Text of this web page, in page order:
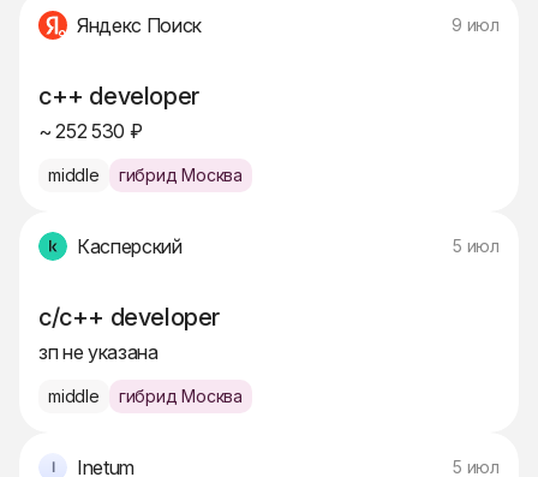
Яндекс Поиск 9 июл
c++ developer
~ 252 530 ₽
middle гибрид Москва
Касперский 5 июл
c/c++ developer
зп не указана
middle гибрид Москва
Inetum 5 июл